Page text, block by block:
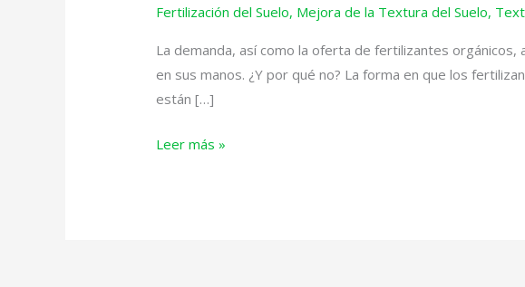
Fertilización del Suelo, Mejora de la Textura del Suelo,
La demanda, así como la oferta de fertilizantes
en sus manos. ¿Y por qué no? La forma en que los
están […]
endurecimiento
del
suelo
con
orgánicos
Leer más »